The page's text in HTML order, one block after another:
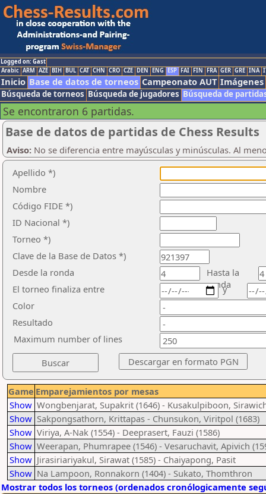
Logged on: Gast
Arabic ARM AZE BIH BUL CAT CHN CRO CZE DEN ENG ESP FAI FIN FRA GER GRE INA
Inicio Base de datos de torneos Campeonato AUT Imágenes
Búsqueda de torneos Búsqueda de jugadores Búsqueda de
Se encontraron 6 partidas.
Base de datos de partidas de Chess Results
Aviso: No se diferencia entre mayúsculas y minúsculas. Al
Apellido *)
Nombre
Código FIDE *)
ID Nacional *)
Torneo *)
Clave de la Base de Datos *)
Desde la ronda
Hasta la
ronda
El torneo finaliza entre
Color
Resultado
y
Maximum number of lines
Game Emparejamientos por mesas
Show Wongbenjarat, Supakrit (1646) - Kusakulpiboon,
Show Sakpongsathorn, Krittapas - Chunsukon, Viritpol (1683)
Show Viriya, A-Nak (1554) - Deeprasert, Fauzi (1586)
Show Weerapan, Phumrapee (1546) - Vesaruchavit, Apivich
Show Jirasiriariyakul, Sirawat (1585) - Chaiyapong, Pasit
Show Na Lampoon, Ronnakorn (1404) - Sukato, Thomthron
Mostrar todos los torneos (ordenados cronólogicamente